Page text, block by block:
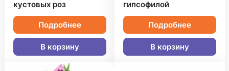
кустовых роз
Подробнее
В корзину
гипсофилой
Подробнее
В корзину